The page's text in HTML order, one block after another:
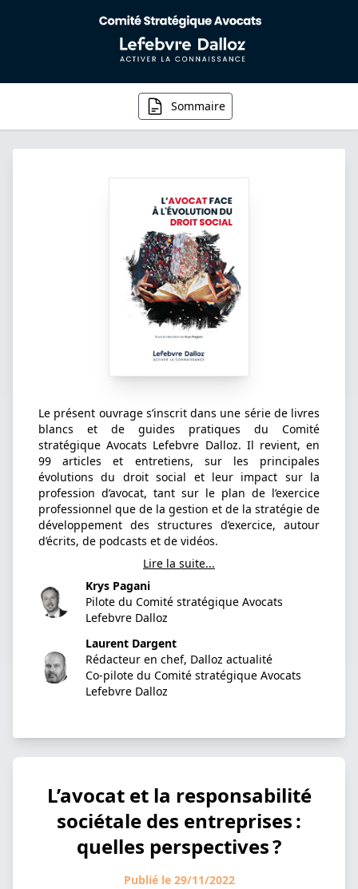
Sommaire
Le présent ouvrage s’inscrit dans une série de livres
blancs et de guides pratiques du Comité
stratégique Avocats Lefebvre Dalloz. Il revient, en
99 articles et entretiens, sur les principales
évolutions du droit social et leur impact sur la
profession d’avocat, tant sur le plan de l’exercice
professionnel que de la gestion et de la stratégie de
développement des structures d’exercice, autour
d’écrits, de podcasts et de vidéos.
Lire la suite...
Krys Pagani
Pilote du Comité stratégique Avocats
Lefebvre Dalloz
Laurent Dargent
Rédacteur en chef, Dalloz actualité
Co-pilote du Comité stratégique Avocats
Lefebvre Dalloz
L’avocat et la responsabilité
sociétale des entreprises :
quelles perspectives ?
Publié le 29/11/2022